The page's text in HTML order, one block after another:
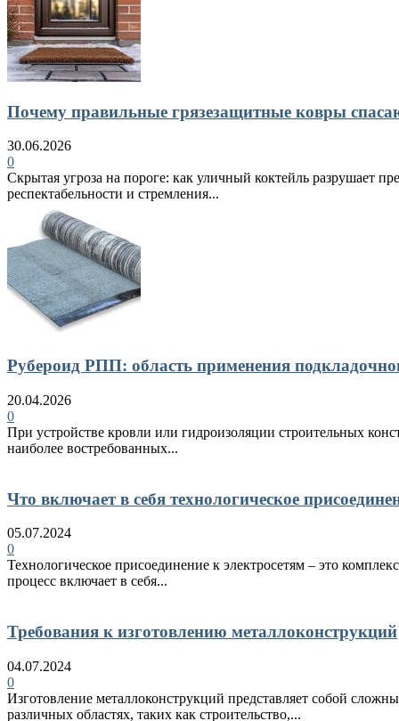
Почему правильные грязезащитные ковры
30.06.2026
0
Скрытая угроза на пороге: как уличный коктейль разрушает
респектабельности и стремления...
Рубероид РПП: область применения
20.04.2026
0
При устройстве кровли или гидроизоляции строительных
наиболее востребованных...
Что включает в себя технологическое
05.07.2024
0
Технологическое присоединение к электросетям – это
процесс включает в себя...
Требования к изготовлению металлоконструкций
04.07.2024
0
Изготовление металлоконструкций представляет собой
различных областях, таких как строительство,...